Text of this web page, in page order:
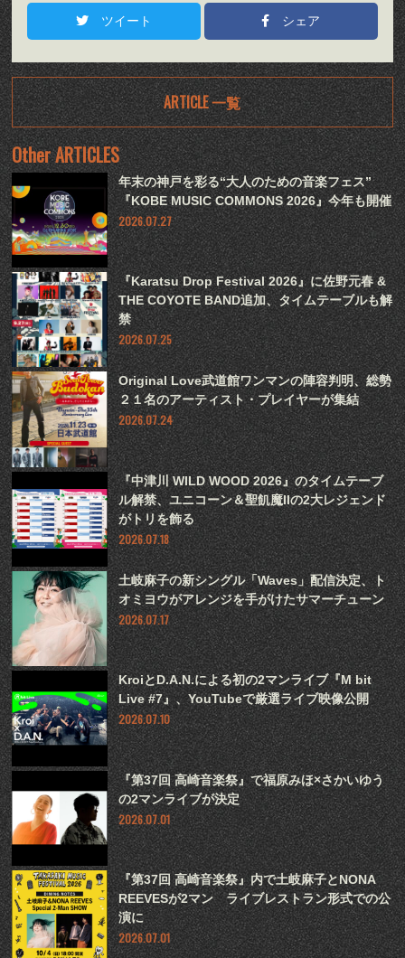
ツイート シェア
ARTICLE 一覧
Other ARTICLES
年末の神戸を彩る“大人のための音楽フェス”
『KOBE MUSIC COMMONS 2026』今年も開催
2026.07.27
『Karatsu Drop Festival 2026』に佐野元春 &
THE COYOTE BAND追加、タイムテーブルも解
禁
2026.07.25
Original Love武道館ワンマンの陣容判明、総勢
２１名のアーティスト・プレイヤーが集結
2026.07.24
『中津川 WILD WOOD 2026』のタイムテーブ
ル解禁、ユニコーン＆聖飢魔IIの2大レジェンド
がトリを飾る
2026.07.18
土岐麻子の新シングル「Waves」配信決定、ト
オミヨウがアレンジを手がけたサマーチューン
2026.07.17
KroiとD.A.N.による初の2マンライブ『M bit
Live #7』、YouTubeで厳選ライブ映像公開
2026.07.10
『第37回 高崎音楽祭』で福原みほ×さかいゆう
の2マンライブが決定
2026.07.01
『第37回 高崎音楽祭』内で土岐麻子とNONA
REEVESが2マン ライブレストラン形式での公
演に
2026.07.01